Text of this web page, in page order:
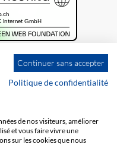
Continuer sans accepter
Politique de confidentialité
de nos visiteurs, améliorer
et vous faire vivre une
sur les cookies que nous